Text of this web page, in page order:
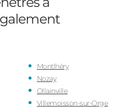
Montlhéry
Nozay
Ollainville
Villemoisson-sur-Orge